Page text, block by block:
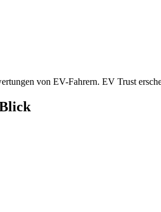
von EV-Fahrern. EV Trust